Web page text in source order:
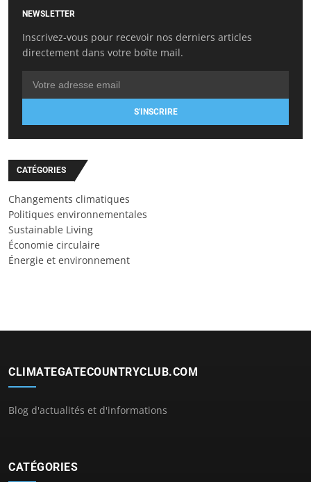
NEWSLETTER
Inscrivez-vous pour recevoir nos derniers articles
directement dans votre boîte mail.
S'INSCRIRE
CATÉGORIES
Changements climatiques
Politiques environnementales
Sustainable Living
Économie circulaire
Énergie et environnement
CLIMATEGATECOUNTRYCLUB.COM
Blog d'actualités et d'informations
CATÉGORIES